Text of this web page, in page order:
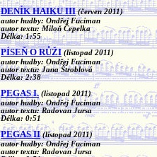
DENÍK HAIKU III (červen 2011)
autor hudby: Ondřej Fuciman
autor textu: Miloň Čepelka
Délka: 1:55
PÍSEŇ O RŮŽI (listopad 2011)
autor hudby: Ondřej Fuciman
autor textu: Jana Štroblová
Délka: 2:38
PEGAS I. (listopad 2011)
autor hudby: Ondřej Fuciman
autor textu: Radovan Jursa
Délka: 0:51
PEGAS II (listopad 2011)
autor hudby: Ondřej Fuciman
autor textu: Radovan Jursa